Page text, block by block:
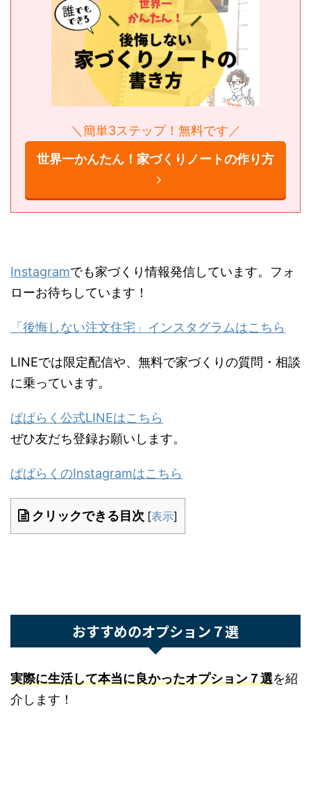
＼簡単3ステップ！無料です／
世界一かんたん！家づくりノートの作り
Instagramでも家づくり情報発信しています。フ
ォローお待ちしています！
「後悔しない注文住宅」インスタグラムはこちら
LINEでは限定配信や、無料で家づくりの質問・相
談に乗っています。
ぱぱらく公式LINEはこちら
ぜひ友だち登録お願いします。
ぱぱらくのInstagramはこちら
クリックできる目次 [表示]
おすすめのオプション７選
実際に生活して本当に良かったオプション７選を
紹介します！